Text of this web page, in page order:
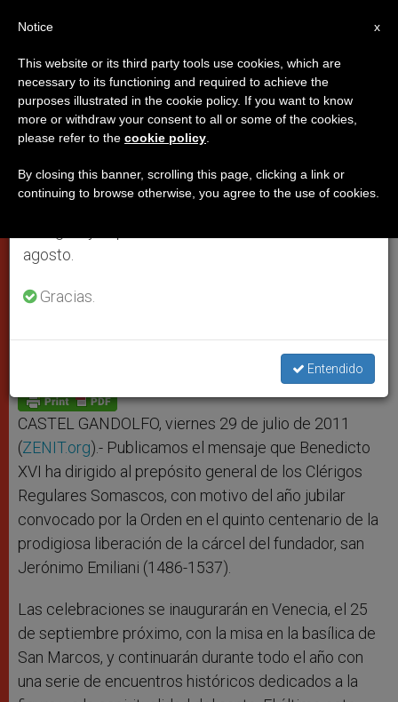
Mensaje de Benedicto XVI a los
Padres Somascos
problema humano
JULIO 29, 2011 00:00
a
p
p
s
g
e
r
c
o
k
i
r
a
CASTEL GANDOLFO, viernes 29 de julio de 2011
(ZENIT.org).- Publicamos el mensaje que Benedicto
XVI ha dirigido al prepósito general de los Clérigos
Regulares Somascos, con motivo del año jubilar
convocado por la Orden en el quinto centenario de la
prodigiosa liberación de la cárcel del fundador, san
Jerónimo Emiliani (1486-1537).
Las celebraciones se inaugurarán en Venecia, el 25
de septiembre próximo, con la misa en la basílica de
San Marcos, y continuarán durante todo el año con
una serie de encuentros históricos dedicados a la
×
Aviso importante
Del 27 de julio al 7 de agosto haremos la pausa
anual, aprovechando que en el periodo de verano
se generan menos informaciones y también el
agosto.
Gracias.
Entendido
x
Notice
This website or its third party tools use cookies, which are
necessary to its functioning and required to achieve the
purposes illustrated in the cookie policy. If you want to know
more or withdraw your consent to all or some of the cookies,
please refer to the cookie policy
By closing this banner, scrolling this page, clicking a link or
continuing to browse otherwise, you agree to the use of cookies.